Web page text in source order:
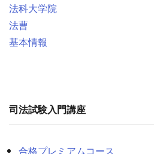
法科大学院
法曹
基本情報
司法試験入門講座
合格プレミアムコース